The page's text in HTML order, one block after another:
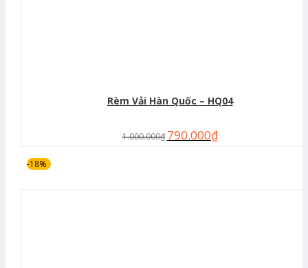
Rèm Vải Hàn Quốc – HQ04
1.000.000₫ 790.000₫
-18%